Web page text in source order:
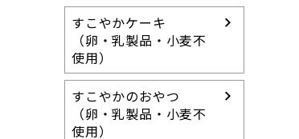
すこやかケーキ
（卵・乳製品・小麦不
使用）
すこやかのおやつ
（卵・乳製品・小麦不
使用）